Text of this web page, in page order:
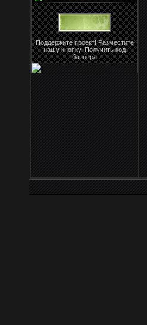
Поддержите проект! Разместите
нашу кнопку. Получить код
баннера